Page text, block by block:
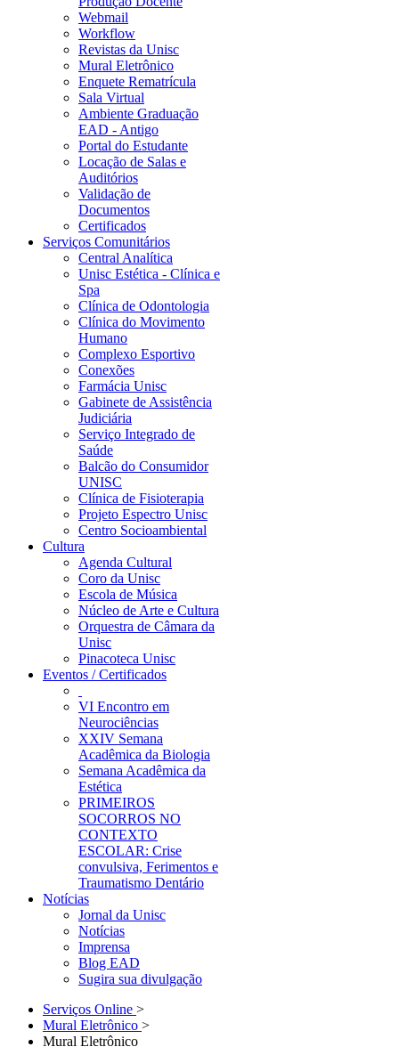
Webmail
Workflow
Revistas da Unisc
Mural Eletrônico
Enquete Rematrícula
Sala Virtual
Ambiente Graduação
EAD - Antigo
Portal do Estudante
Locação de Salas e
Auditórios
Validação de
Documentos
Certificados
Serviços Comunitários
Central Analítica
Unisc Estética - Clínica e
Spa
Clínica de Odontologia
Clínica do Movimento
Humano
Complexo Esportivo
Conexões
Farmácia Unisc
Gabinete de Assistência
Judiciária
Serviço Integrado de
Saúde
Balcão do Consumidor
UNISC
Clínica de Fisioterapia
Projeto Espectro Unisc
Centro Socioambiental
Cultura
Agenda Cultural
Coro da Unisc
Escola de Música
Núcleo de Arte e Cultura
Orquestra de Câmara da
Unisc
Pinacoteca Unisc
Eventos / Certificados
VI Encontro em
Neurociências
XXIV Semana
Acadêmica da Biologia
Semana Acadêmica da
Estética
PRIMEIROS
SOCORROS NO
CONTEXTO
ESCOLAR: Crise
convulsiva, Ferimentos e
Traumatismo Dentário
Notícias
Jornal da Unisc
Notícias
Imprensa
Blog EAD
Sugira sua divulgação
Serviços Online >
Mural Eletrônico >
Mural Eletrônico